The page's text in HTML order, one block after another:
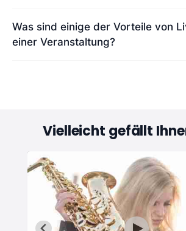
Was sind einige der Vorteile von
einer Veranstaltung?
Vielleicht gefällt